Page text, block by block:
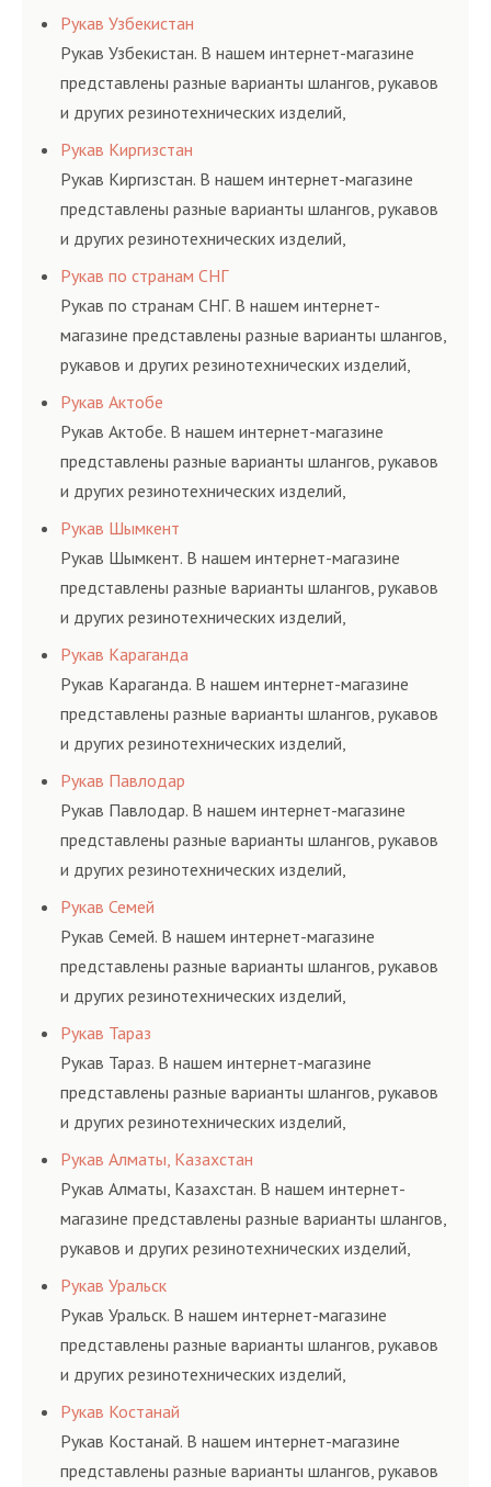
соответствующих ГОСТам, техническим условиям
и нормативам.
Рукав Узбекистан
Рукав Узбекистан. В нашем интернет-магазине
представлены разные варианты шлангов, рукавов
и других резинотехнических изделий,
соответствующих ГОСТам, техническим условиям
и нормативам.
Рукав Киргизстан
Рукав Киргизстан. В нашем интернет-магазине
представлены разные варианты шлангов, рукавов
и других резинотехнических изделий,
соответствующих ГОСТам, техническим условиям
и нормативам.
Рукав по странам СНГ
Рукав по странам СНГ. В нашем интернет-
магазине представлены разные варианты шлангов,
рукавов и других резинотехнических изделий,
соответствующих ГОСТам, техническим условиям
и нормативам.
Рукав Актобе
Рукав Актобе. В нашем интернет-магазине
представлены разные варианты шлангов, рукавов
и других резинотехнических изделий,
соответствующих ГОСТам, техническим условиям
и нормативам.
Рукав Шымкент
Рукав Шымкент. В нашем интернет-магазине
представлены разные варианты шлангов, рукавов
и других резинотехнических изделий,
соответствующих ГОСТам, техническим условиям
и нормативам.
Рукав Караганда
Рукав Караганда. В нашем интернет-магазине
представлены разные варианты шлангов, рукавов
и других резинотехнических изделий,
соответствующих ГОСТам, техническим условиям
и нормативам.
Рукав Павлодар
Рукав Павлодар. В нашем интернет-магазине
представлены разные варианты шлангов, рукавов
и других резинотехнических изделий,
соответствующих ГОСТам, техническим условиям
и нормативам.
Рукав Семей
Рукав Семей. В нашем интернет-магазине
представлены разные варианты шлангов, рукавов
и других резинотехнических изделий,
соответствующих ГОСТам, техническим условиям
и нормативам.
Рукав Тараз
Рукав Тараз. В нашем интернет-магазине
представлены разные варианты шлангов, рукавов
и других резинотехнических изделий,
соответствующих ГОСТам, техническим условиям
и нормативам.
Рукав Алматы, Казахстан
Рукав Алматы, Казахстан. В нашем интернет-
магазине представлены разные варианты шлангов,
рукавов и других резинотехнических изделий,
соответствующих ГОСТам, техническим условиям
и нормативам.
Рукав Уральск
Рукав Уральск. В нашем интернет-магазине
представлены разные варианты шлангов, рукавов
и других резинотехнических изделий,
соответствующих ГОСТам, техническим условиям
и нормативам.
Рукав Костанай
Рукав Костанай. В нашем интернет-магазине
представлены разные варианты шлангов, рукавов